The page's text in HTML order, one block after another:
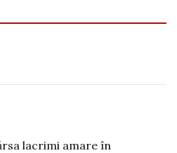
lacrimi amare în